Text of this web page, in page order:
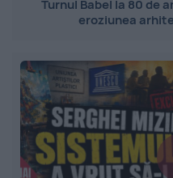
Turnul Babel la 80 de
eroziunea